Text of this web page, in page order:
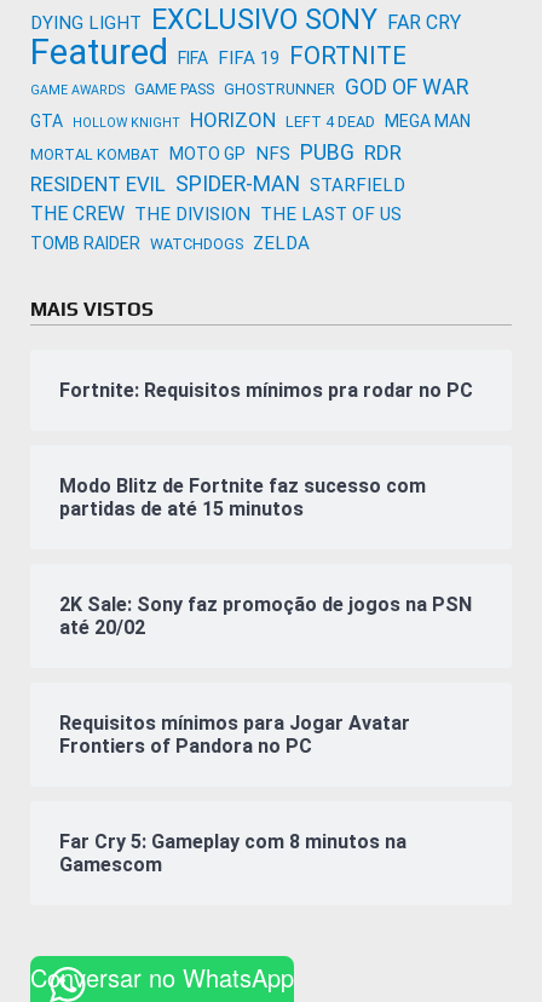
DYING LIGHT EXCLUSIVO SONY FAR CRY
Featured FIFA FIFA 19 FORTNITE
GAME AWARDS GAME PASS GHOSTRUNNER GOD OF WAR
GTA HOLLOW KNIGHT HORIZON LEFT 4 DEAD MEGA MAN
MORTAL KOMBAT MOTO GP NFS PUBG RDR
RESIDENT EVIL SPIDER-MAN STARFIELD
THE CREW THE DIVISION THE LAST OF US
TOMB RAIDER WATCHDOGS ZELDA
MAIS VISTOS
Fortnite: Requisitos mínimos pra rodar no PC
Modo Blitz de Fortnite faz sucesso com
partidas de até 15 minutos
2K Sale: Sony faz promoção de jogos na PSN
até 20/02
Requisitos mínimos para Jogar Avatar
Frontiers of Pandora no PC
Far Cry 5: Gameplay com 8 minutos na
Gamescom
Conversar no WhatsApp